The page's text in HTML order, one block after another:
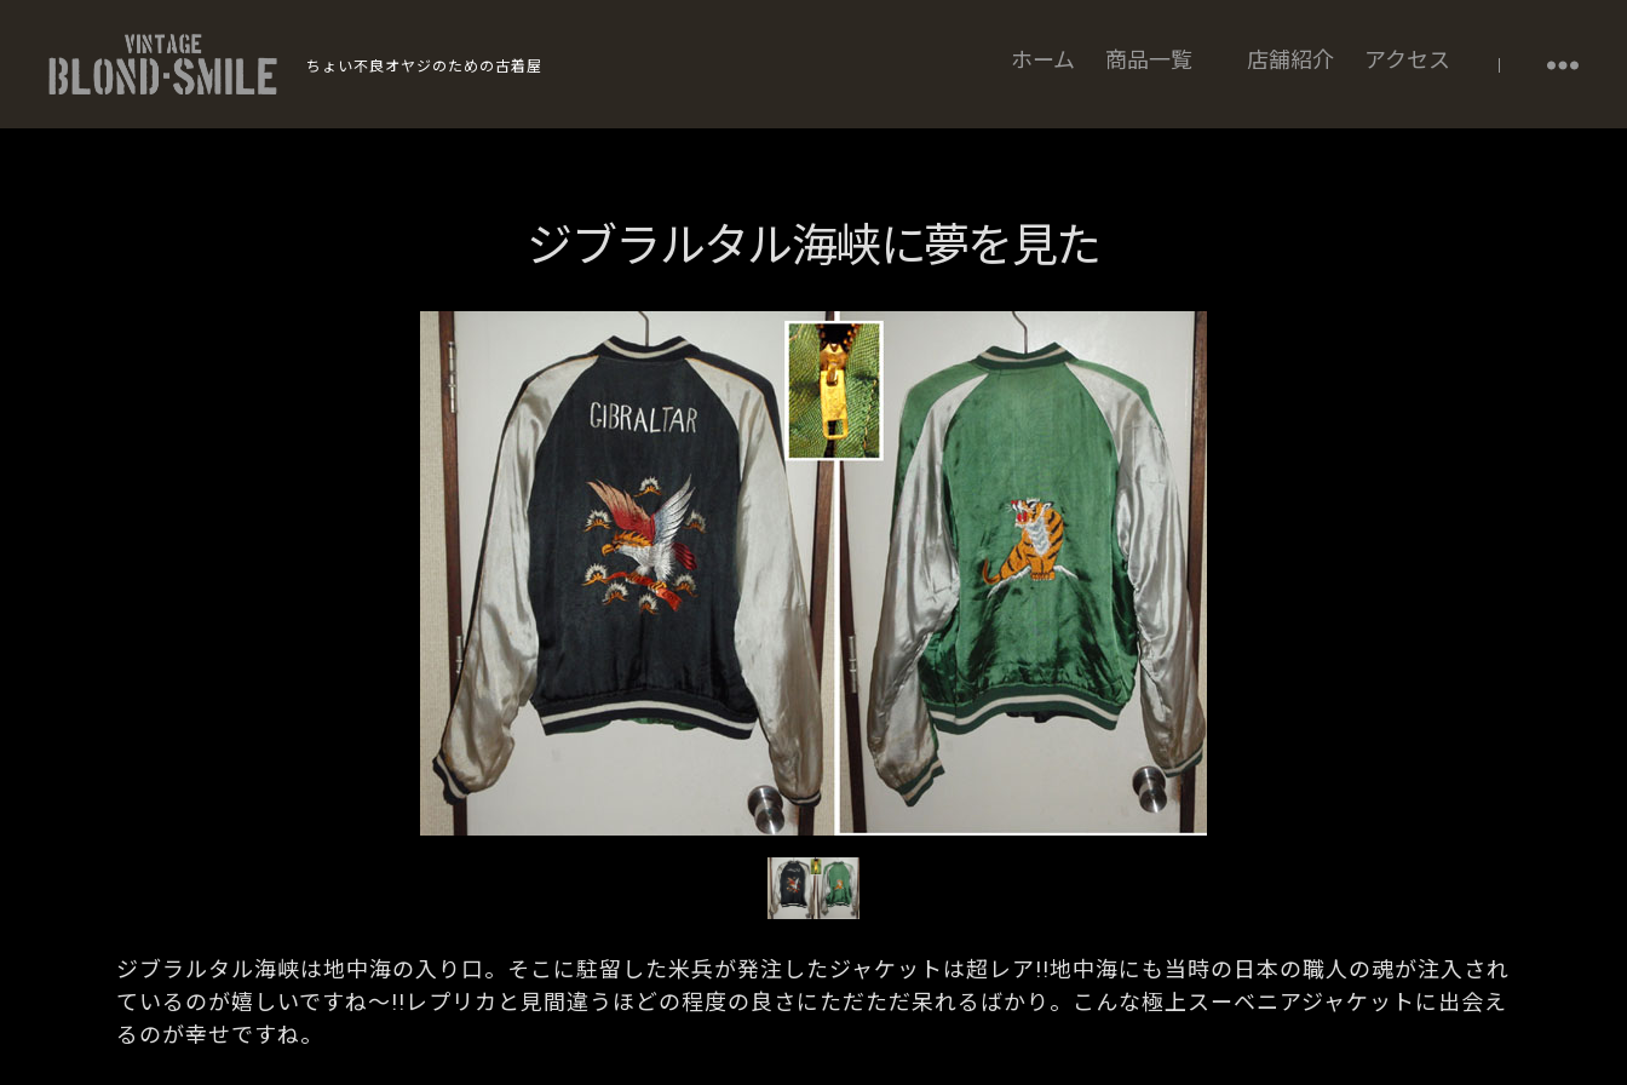
SMILE
ちょい不良オヤジのための古着屋 ホーム 商品一覧 店舗紹介 アクセス
ジブラルタル海峡に夢を見た
ジブラルタル海峡は地中海の入り口。そこに駐留した米兵が発注したジャケットは超レア!!地中海にも当時の日本の職人の魂が注入され
ているのが嬉しいですね～!!レプリカと見間違うほどの程度の良さにただただ呆れるばかり。こんな極上スーベニアジャケットに出会え
るのが幸せですね。